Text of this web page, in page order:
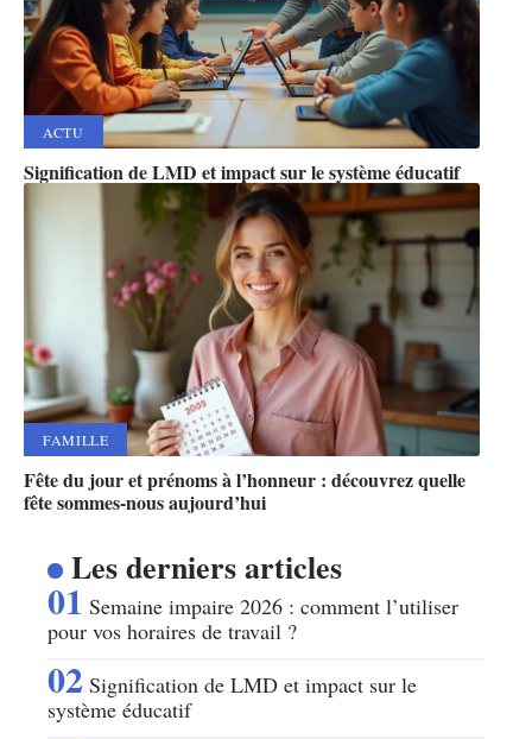
ACTU
Signification de LMD et impact sur le système éducatif
FAMILLE
Fête du jour et prénoms à l’honneur : découvrez quelle
fête sommes-nous aujourd’hui
Les derniers articles
Semaine impaire 2026 : comment l’utiliser
pour vos horaires de travail ?
Signification de LMD et impact sur le
système éducatif